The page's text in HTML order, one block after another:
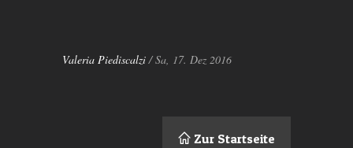
Valeria Piediscalzi/ Sa, 17. Dez 2016
Zur Startseite